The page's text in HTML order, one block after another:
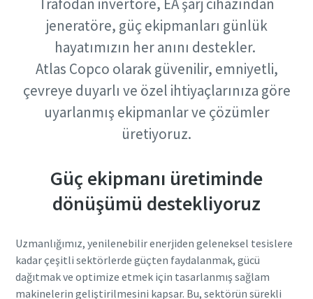
Tümünü Görüntüle
Tümünü Görüntüle
Trafodan invertöre, EA şarj cihazından
jeneratöre, güç ekipmanları günlük
hayatımızın her anını destekler.
Atlas Copco olarak güvenilir, emniyetli,
çevreye duyarlı ve özel ihtiyaçlarınıza göre
uyarlanmış ekipmanlar ve çözümler
üretiyoruz.
Güç ekipmanı üretiminde
dönüşümü destekliyoruz
Uzmanlığımız, yenilenebilir enerjiden geleneksel tesislere
kadar çeşitli sektörlerde güçten faydalanmak, gücü
dağıtmak ve optimize etmek için tasarlanmış sağlam
makinelerin geliştirilmesini kapsar. Bu, sektörün sürekli
Talep
İstek türü
Sorular veya Talepler
Bu talebi gönderdiğinizde Atlas
Copco, toplanan bilgiler
Talep
İstek türü
Sorular veya Talepler
Bu talebi gönderdiğinizde Atlas
Copco, toplanan bilgiler
Talep
İstek türü
Sorular veya Talepler
Bu talebi gönderdiğinizde Atlas
Copco, toplanan bilgiler